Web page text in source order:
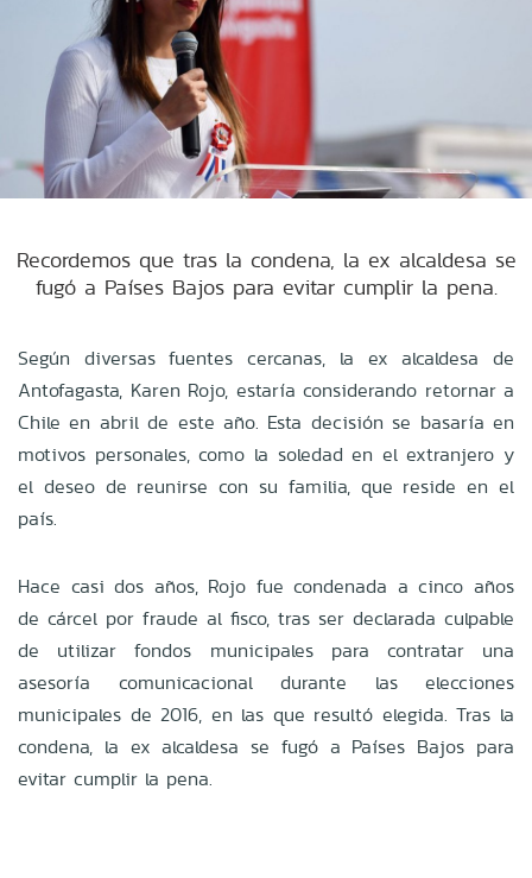
Recordemos que tras la condena, la ex alcaldesa se
fugó a Países Bajos para evitar cumplir la pena.
Según diversas fuentes cercanas, la ex alcaldesa de
Antofagasta, Karen Rojo, estaría considerando retornar a
Chile en abril de este año. Esta decisión se basaría en
motivos personales, como la soledad en el extranjero y
el deseo de reunirse con su familia, que reside en el
país.
Hace casi dos años, Rojo fue condenada a cinco años
de cárcel por fraude al fisco, tras ser declarada culpable
de utilizar fondos municipales para contratar una
asesoría comunicacional durante las elecciones
municipales de 2016, en las que resultó elegida. Tras la
condena, la ex alcaldesa se fugó a Países Bajos para
evitar cumplir la pena.